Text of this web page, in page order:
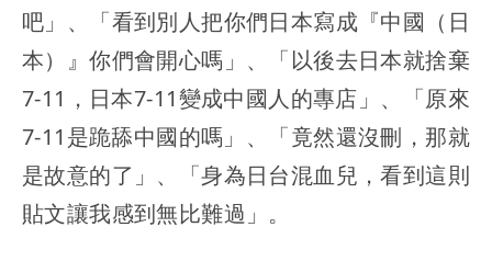
吧」、「看到別人把你們日本寫成『中國（日
本）』你們會開心嗎」、「以後去日本就捨棄
7-11，日本7-11變成中國人的專店」、「原來
7-11是跪舔中國的嗎」、「竟然還沒刪，那就
是故意的了」、「身為日台混血兒，看到這則
貼文讓我感到無比難過」。